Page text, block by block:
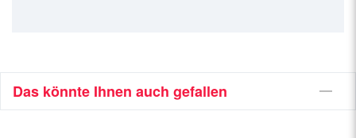
Das könnte Ihnen auch gefallen